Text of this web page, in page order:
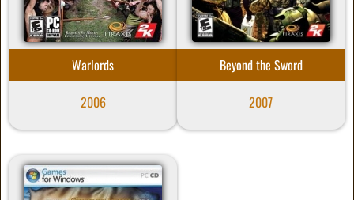
Warlords
2006
Beyond the Sword
2007